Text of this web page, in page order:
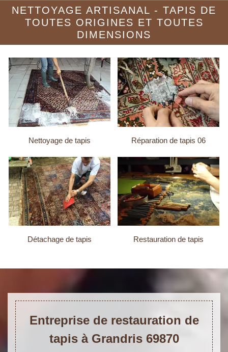
NETTOYAGE ARTISANAL - TAPIS DE
TOUTES ORIGINES ET TOUTES
DIMENSIONS
Nettoyage de tapis Réparation de tapis 06
Détachage de tapis Restauration de tapis
Entreprise de restauration de
tapis à Grandris 69870